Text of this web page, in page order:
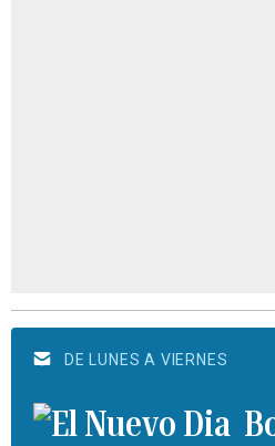
DE LUNES A VIERNES